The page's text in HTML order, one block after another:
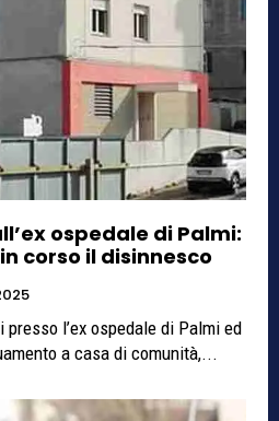
ospedale di Palmi:
corso il disinnesco
l’ex ospedale di Palmi ed
a casa di comunità,...